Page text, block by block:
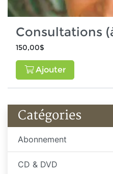
Consultations
150,00$
Ajouter
Catégories
Abonnement
CD & DVD